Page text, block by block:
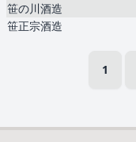
笹の川酒造
笹正宗酒造
1